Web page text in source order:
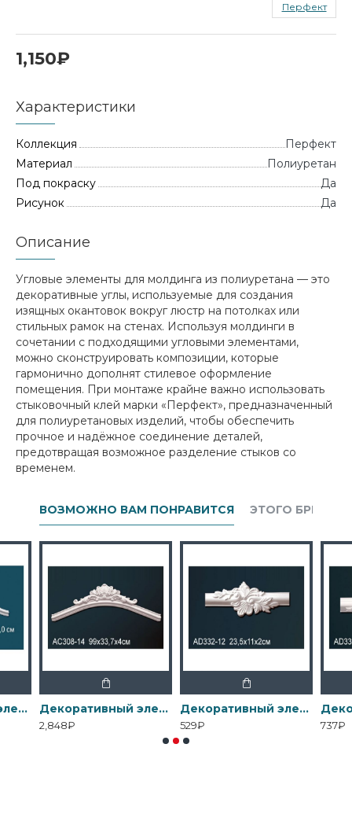
1,150₽
Перфект
Характеристики
Коллекция
Перфект
Материал
Полиуретан
Под покраску
Да
Рисунок
Да
Описание
Угловые элементы для молдинга из полиуретана — это
декоративные углы, используемые для создания
изящных окантовок вокруг люстр на потолках или
стильных рамок на стенах. Используя молдинги в
сочетании с подходящими угловыми элементами,
можно сконструировать композиции, которые
гармонично дополнят стилевое оформление
помещения. При монтаже крайне важно использовать
стыковочный клей марки «Перфект», предназначенный
для полиуретановых изделий, чтобы обеспечить
прочное и надёжное соединение деталей,
предотвращая возможное разделение стыков со
временем.
ВОЗМОЖНО ВАМ ПОНРАВИТСЯ ЭТОГО БРЕНДА
Декоративный элемент AD301-13 Перфект Декоративный элемент AD308-14 Перфект
2,848₽
Декоративный элемент AD332-12 Перфект
529₽ 737₽